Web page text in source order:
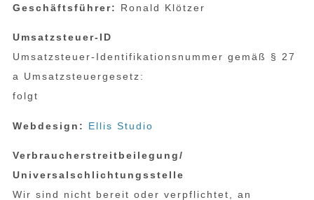
Geschäftsführer:
Ronald Klötzer
Umsatzsteuer-ID
Umsatzsteuer-Identifikationsnummer gemäß § 27
a Umsatzsteuergesetz:
folgt
Webdesign: Ellis Studio
Verbraucherstreitbeilegung/
Universalschlichtungsstelle
Wir sind nicht bereit oder verpflichtet, an